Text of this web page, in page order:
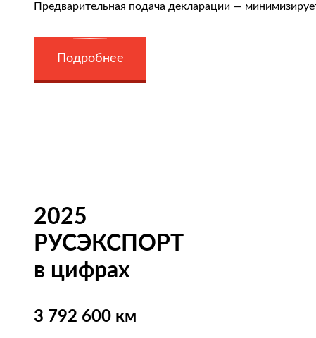
Предварительная подача декларации —
Подробнее
2025
РУСЭКСПОРТ
в цифрах
3 792 600 км